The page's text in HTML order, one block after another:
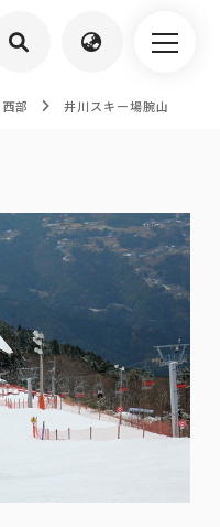
西部 井川スキー場腕山